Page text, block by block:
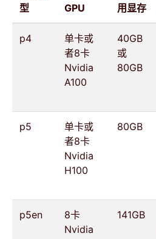
型
GPU
用显存
p4
单卡或
者8卡
Nvidia
A100
40GB
或
80GB
p5
单卡或
者8卡
Nvidia
H100
80GB
p5en
8卡
Nvidia
141GB